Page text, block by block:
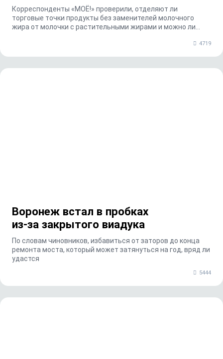
Корреспонденты «МОЁ!» проверили, отделяют ли
торговые точки продукты без заменителей молочного
жира от молочки с растительными жирами и можно ли
4719
Воронеж встал в пробках
из‑за закрытого виадука
По словам чиновников, избавиться от заторов до конца
ремонта моста, который может затянуться на год, вряд ли
удастся
5444